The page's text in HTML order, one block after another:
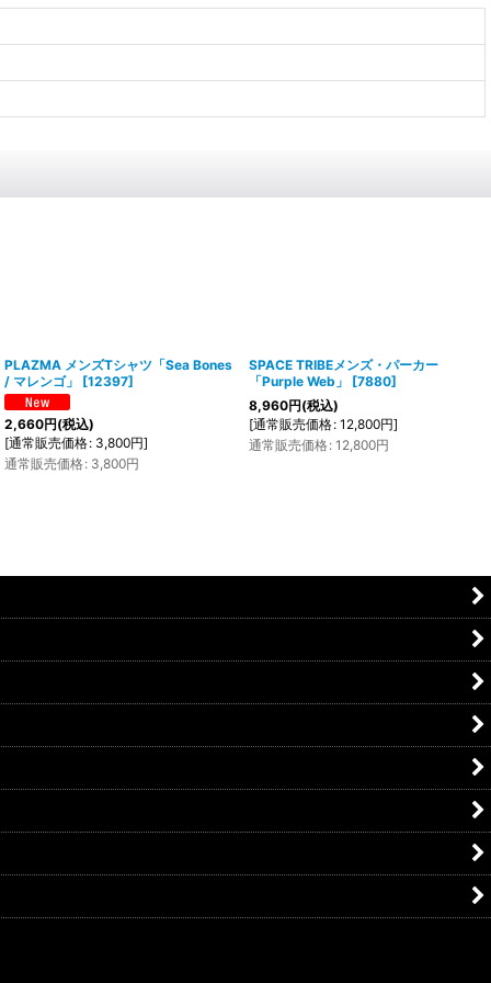
PLAZMA メンズTシャツ「Sea Bones
/ マレンゴ」
[12397]
2,660円(税込)
[通常販売価格: 3,800円]
通常販売価格: 3,800円
SPACE TRIBEメンズ・パーカー
「Purple Web」
[7880]
8,960円(税込)
[通常販売価格: 12,800円]
通常販売価格: 12,800円